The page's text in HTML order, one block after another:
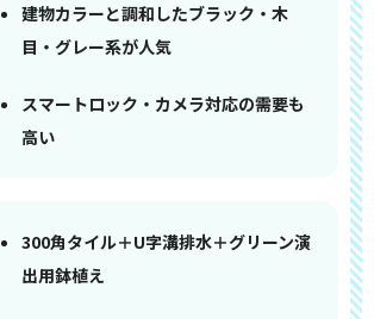
建物カラーと調和したブラック・木
目・グレー系が人気
スマートロック・カメラ対応の需要も
高い
300角タイル＋U字溝排水＋グリーン演
出用鉢植え